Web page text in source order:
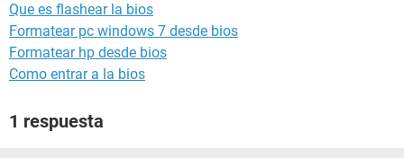
Que es flashear la bios
Formatear pc windows 7 desde bios
Formatear hp desde bios
Como entrar a la bios
1 respuesta